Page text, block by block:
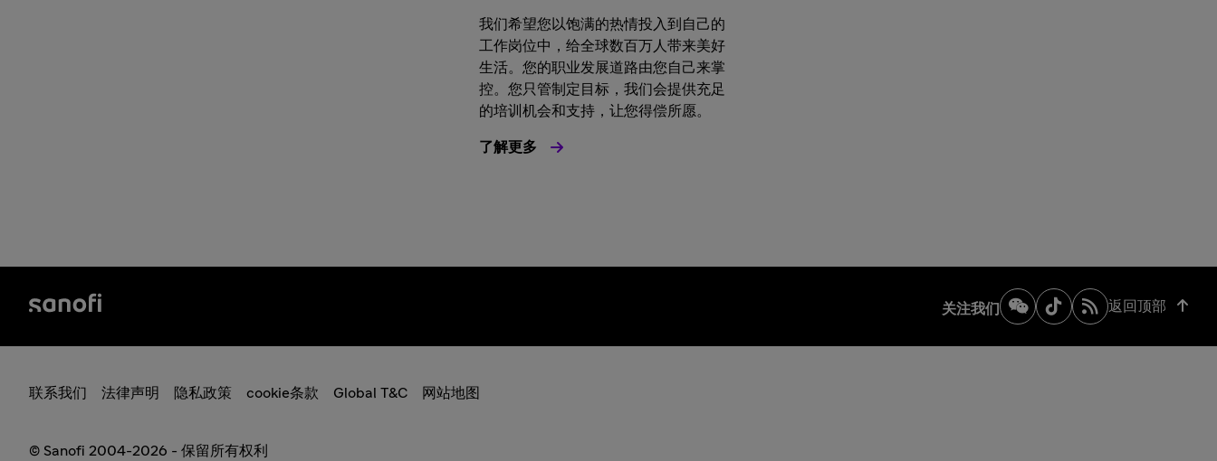
我们希望您以饱满的热情投入到自己的
工作岗位中，给全球数百万人带来美好
生活。您的职业发展道路由您自己来掌
控。您只管制定目标，我们会提供充足
的培训机会和支持，让您得偿所愿。
了解更多
关注我们 返回顶部
联系我们 法律声明 隐私政策 cookie条款 Global T&C 网站地图
© Sanofi 2004-2026 - 保留所有权利